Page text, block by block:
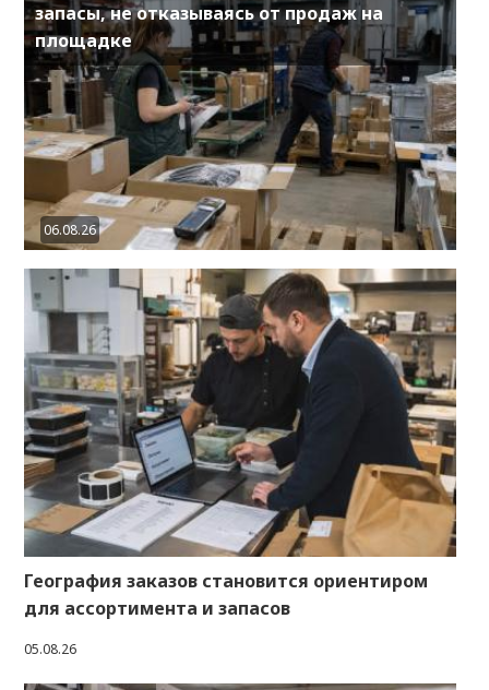
запасы, не отказываясь от продаж на
площадке
06.08.26
География заказов становится ориентиром
для ассортимента и запасов
05.08.26